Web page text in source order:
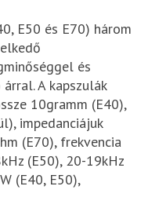
E50 és E70) három
és
A kapszulák
10gramm (E40),
impedanciájuk
(E70), frekvencia
(E50), 20-19kHz
(E40, E50),